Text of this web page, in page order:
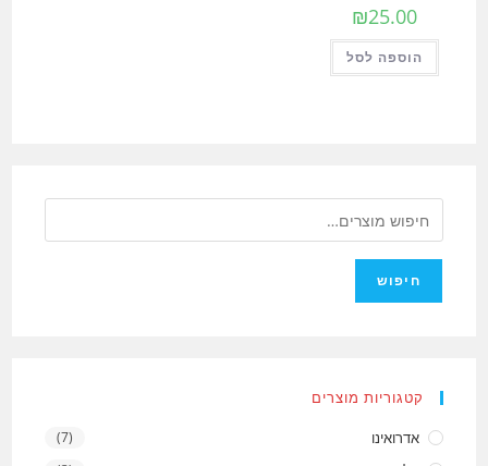
₪25.00
הוספה לסל
חיפוש
קטגוריות מוצרים
אדרואינו (7)